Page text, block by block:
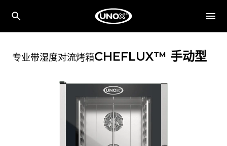
专业带湿度对流烤箱CHEFLUX™ 手动型